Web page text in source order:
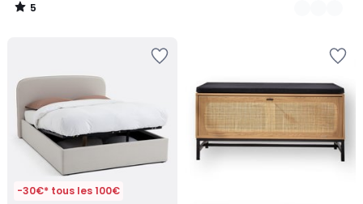
5
/
-30€* tous les 100€